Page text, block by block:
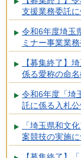
支援業務委託
令和6年度埼玉
ミナー事業業
【募集終了】
係る愛称の命
令和6年度「埼
託に係る入札
「埼玉県和文
案競技の実施